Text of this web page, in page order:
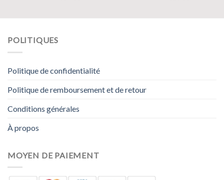
POLITIQUES
Politique de confidentialité
Politique de remboursement et de retour
Conditions générales
À propos
MOYEN DE PAIEMENT